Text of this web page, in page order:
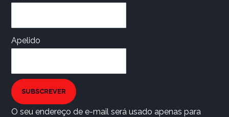
Apelido
SUBSCREVER
O seu endereço de e-mail será usado apenas para